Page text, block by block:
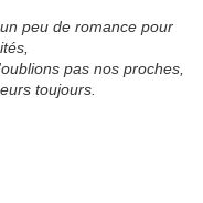
peu de romance pour
pas nos proches,
toujours.